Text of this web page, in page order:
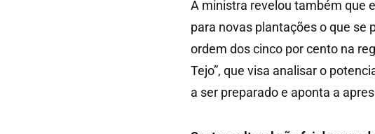
A ministra revelou também que
para novas plantações o que se
ordem dos cinco por cento na
Tejo”, que visa analisar o
a ser preparado e aponta a